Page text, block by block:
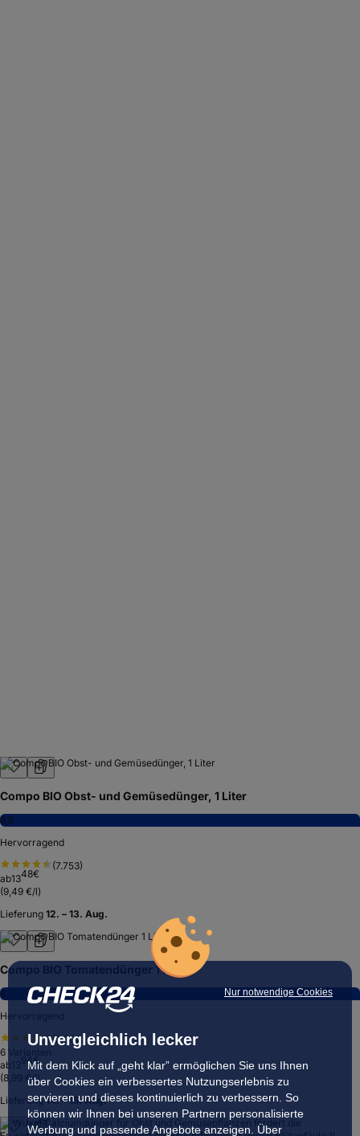
Nur notwendige Cookies
Unvergleichlich lecker
Mit dem Klick auf „geht klar” ermöglichen Sie uns Ihnen
über Cookies ein verbessertes Nutzungserlebnis zu
servieren und dieses kontinuierlich zu verbessern. So
können wir Ihnen bei unseren Partnern personalisierte
Werbung und passende Angebote anzeigen. Über
Compo BIO Obst- und Gemüsedünger, 1 Liter
8,6
Hervorragend
(7.753)
ab1348€
(9,49 €/l)
Lieferung 12. – 13. Aug.
Compo BIO Tomatendünger 1 Liter
8,5
Hervorragend
(3.902
6
ab
94 €
(8,99 €/l)
Lieferung 14. – 15. Aug.